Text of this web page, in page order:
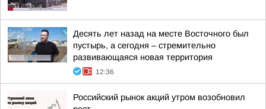
Десять лет назад на месте Восточного был
пустырь, а сегодня – стремительно
развивающаяся новая территория
12:36
Российский рынок акций утром возобновил